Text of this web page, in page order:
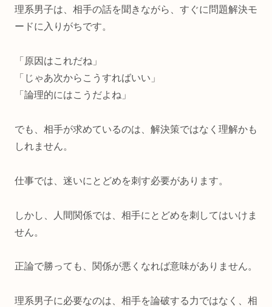
理系男子は、相手の話を聞きながら、すぐに問題解決モ
ードに入りがちです。
「原因はこれだね」
「じゃあ次からこうすればいい」
「論理的にはこうだよね」
でも、相手が求めているのは、解決策ではなく理解かも
しれません。
仕事では、迷いにとどめを刺す必要があります。
しかし、人間関係では、相手にとどめを刺してはいけま
せん。
正論で勝っても、関係が悪くなれば意味がありません。
理系男子に必要なのは、相手を論破する力ではなく、相